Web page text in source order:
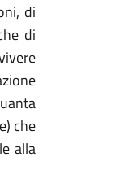
di
di
che
alla